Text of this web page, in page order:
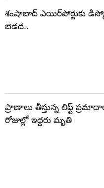
శంషాబాద్ ఎయిర్‌పోర్టుకు
బెడద..
ప్రాణాలు తీస్తున్న లిఫ్ట్‌
రోజుల్లో ఇద్దరు మృతి